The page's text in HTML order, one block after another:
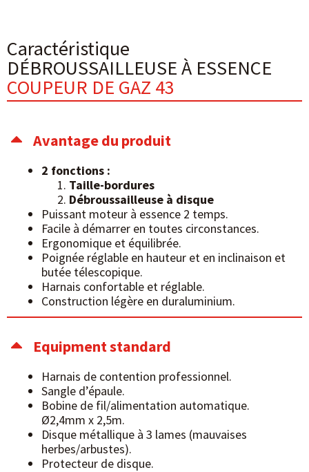
Caractéristique
DÉBROUSSAILLEUSE À ESSENCE
COUPEUR DE GAZ 43
Avantage du produit
2 fonctions :
Taille-bordures
Débroussailleuse à disque
Puissant moteur à essence 2 temps.
Facile à démarrer en toutes circonstances.
Ergonomique et équilibrée.
Poignée réglable en hauteur et en inclinaison et
butée télescopique.
Harnais confortable et réglable.
Construction légère en duraluminium.
Equipment standard
Harnais de contention professionnel.
Sangle d’épaule.
Bobine de fil/alimentation automatique.
Ø2,4mm x 2,5m.
Disque métallique à 3 lames (mauvaises
herbes/arbustes).
Protecteur de disque.